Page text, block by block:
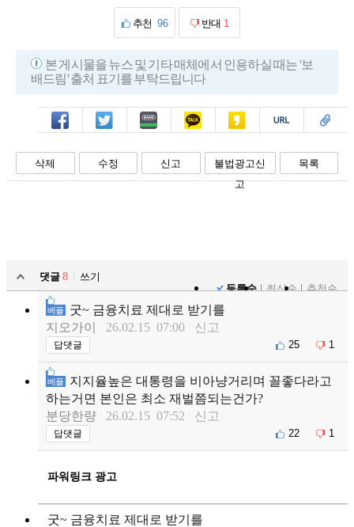
추천 96 반대 1
본 게시물을 뉴스 및 기타 매체에서 인용하실 때는 '보
배드림' 출처 표기를 부탁드립니다
페북 트윗 밴드 카톡 카스 복사 스크랩
삭제 수정 신고
불법광고신
고
목록
댓글 8
쓰기
등록순
최신순 추천순
베플
굿~ 금융치료 제대로 받기를
지오가이
26.02.15 07:00 신고
답댓글 25 1
베플
지지율높은 대통령을 비아냥거리며 꼴좋다라고
하는거면 본인은 최소 재벌쯤되는건가?
분당한량
26.02.15 07:52 신고
답댓글 22 1
파워링크 광고
굿~ 금융치료 제대로 받기를